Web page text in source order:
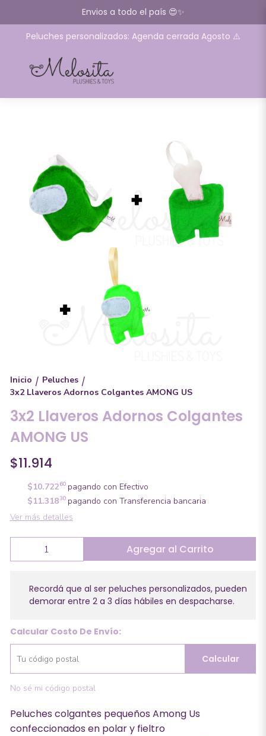
Envios a todo el país 😍✨
Peluches personalizados: Agenda cerrada Agosto ⚠️
Inicio / Peluches /
3x2 Llaveros Adornos Colgantes AMONG US
3x2 Llaveros Adornos Colgantes
AMONG US
$11.914
$10.72260pagando con Efectivo
$11.31830pagando con Transferencia bancaria
Ver más detalles
Agregar al Carrito
Recordá que al ser peluches personalizados, pueden
demorar entre 2 a 3 días hábiles en despacharse.
Calcular Costo De Envío:
Calcular
No sé mi código postal
Peluches colgantes pequeños Among Us
confeccionados en polar y fieltro